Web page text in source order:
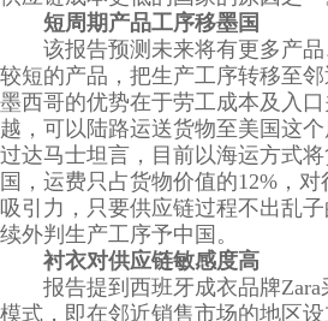
短周期产品工序移墨国
该报告预测未来将有更多产品
较短的产品，把生产工序转移至邻
墨西哥的优势在于劳工成本及入
越，可以陆路运送货物至美国这
过达马士坦言，目前以海运方式
国，运费只占货物价值的12%，
吸引力，只要供应链过程不出乱
续外判生产工序予中国。
衬衣对供应链敏感度高
报告提到西班牙成衣品牌Zara
模式，即在邻近销售市场的地区